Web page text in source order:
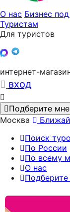
О нас Бизнес
Туристам
Для туристов
интернет-
вход
Подберите
Москва
Поиск
По России
По всему
О нас